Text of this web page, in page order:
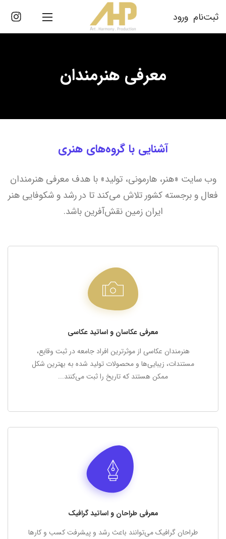
ثبت‌نام ورود
معرفی هنرمندان
آشنایی با گروه‌های هنری
وب سایت «هنر، هارمونی، تولید» با هدف معرفی هنرمندان
فعال و برجسته کشور تلاش می‌کند تا در رشد و شکوفایی هنر
ایران زمین نقش‌آفرین باشد.
معرفی عکاسان و اساتید عکاسی
هنرمندان عکاسی از موثرترین افراد جامعه در ثبت وقایع،
مستندات، زیبایی‌ها و محصولات تولید شده به بهترین شکل
ممکن هستند که تاریخ را ثبت می‌کنند...
معرفی عکاسان و اساتید عکاسی
شما می‌توانید با ورود به فهرست هنرمندان با متخصصین رشته
عکاسی بیشتر آشنا شوید، بیوگرافی عکاس، نمونه کارها و نظرات
سایر اساتید درباره ایشان را مشاهده کرده و با ایشان تبادل نظر
نمایید.
فهرست هنرمندان
معرفی طراحان و اساتید گرافیک
طراحان گرافیک می‌توانند باعث رشد و پیشرفت کسب و کارها
معرفی طراحان و اساتید گرافیک
شما می‌توانید با ورود به فهرست هنرمندان با متخصصین طراحی
گرافیک بیشتر آشنا شوید، بیوگرافی گرافیست، نمونه کارها و
نظرات سایر اساتید درباره ایشان را مشاهده کرده و با ایشان تبادل
نظر نمایید.